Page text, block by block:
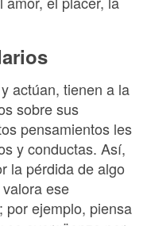
actúan, tienen a la
sobre sus
pensamientos les
y conductas. Así,
la pérdida de algo
ese
por ejemplo, piensa